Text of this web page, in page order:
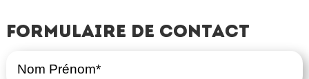
Formulaire de contact